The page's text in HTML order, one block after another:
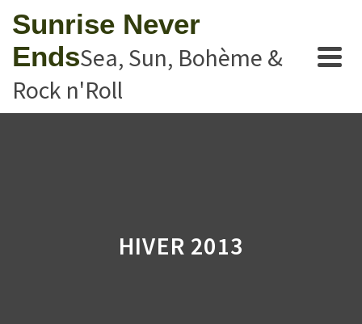
Sunrise Never
EndsSea, Sun, Bohème &
Rock n'Roll
HIVER 2013